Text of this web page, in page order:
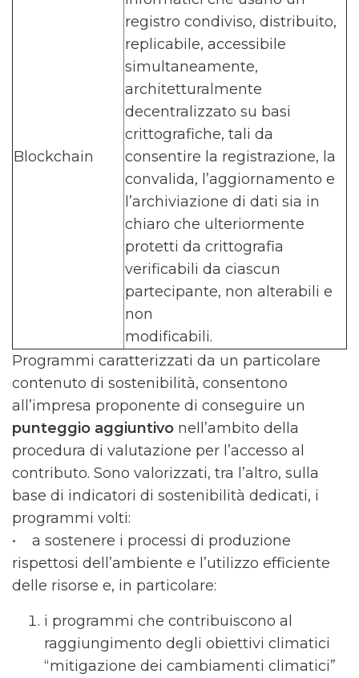
Blockchain
registro condiviso, distribuito,
replicabile, accessibile
simultaneamente,
architetturalmente
decentralizzato su basi
crittografiche, tali da
consentire la registrazione, la
convalida, l’aggiornamento e
l’archiviazione di dati sia in
chiaro che ulteriormente
protetti da crittografia
verificabili da ciascun
partecipante, non alterabili e
non
modificabili.
Programmi caratterizzati da un particolare
contenuto di sostenibilità, consentono
all’impresa proponente di conseguire un
punteggio aggiuntivo nell’ambito della
procedura di valutazione per l’accesso al
contributo. Sono valorizzati, tra l’altro, sulla
base di indicatori di sostenibilità dedicati, i
programmi volti:
• a sostenere i processi di produzione
rispettosi dell’ambiente e l’utilizzo efficiente
delle risorse e, in particolare:
i programmi che contribuiscono al
raggiungimento degli obiettivi climatici
“mitigazione dei cambiamenti climatici”